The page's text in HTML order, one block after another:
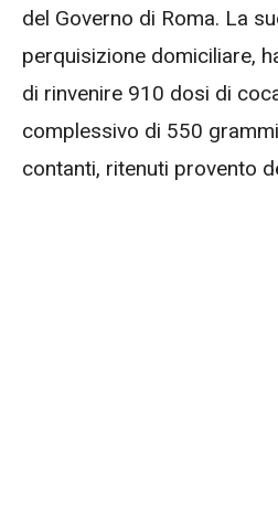
del Governo di Roma. La
perquisizione domiciliare,
di rinvenire 910 dosi di
complessivo di 550
contanti, ritenuti provento